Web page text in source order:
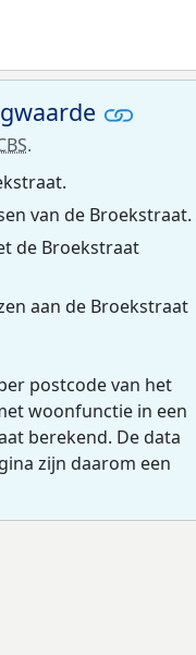
.
van de Broekstraat.
de Broekstraat
aan de Broekstraat
postcode van het
woonfunctie in een
berekend. De data
zijn daarom een